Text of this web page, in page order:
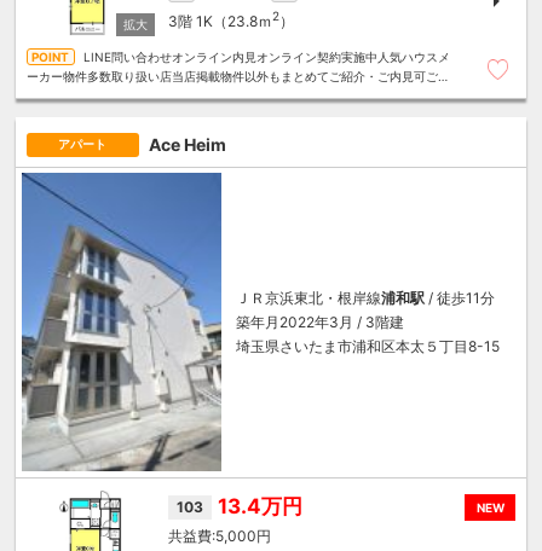
3階 1K（23.8ｍ 2）
LINE問い合わせオンライン内見オンライン契約実施中人気ハウスメ
ーカー物件多数取り扱い店当店掲載物件以外もまとめてご紹介・ご内見可ご予
アパート Ace Heim
ＪＲ京浜東北・根岸線浦和駅 / 徒歩11分
築年月2022年3月 / 3階建
埼玉県さいたま市浦和区本太５丁目8-15
NEW
103 13.4万円
5,000円